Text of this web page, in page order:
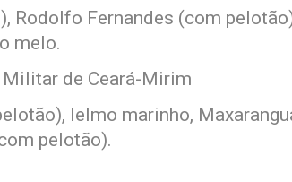
Rodolfo Fernandes (com
melo.
Militar de Ceará-Mirim
Ielmo marinho,
pelotão).